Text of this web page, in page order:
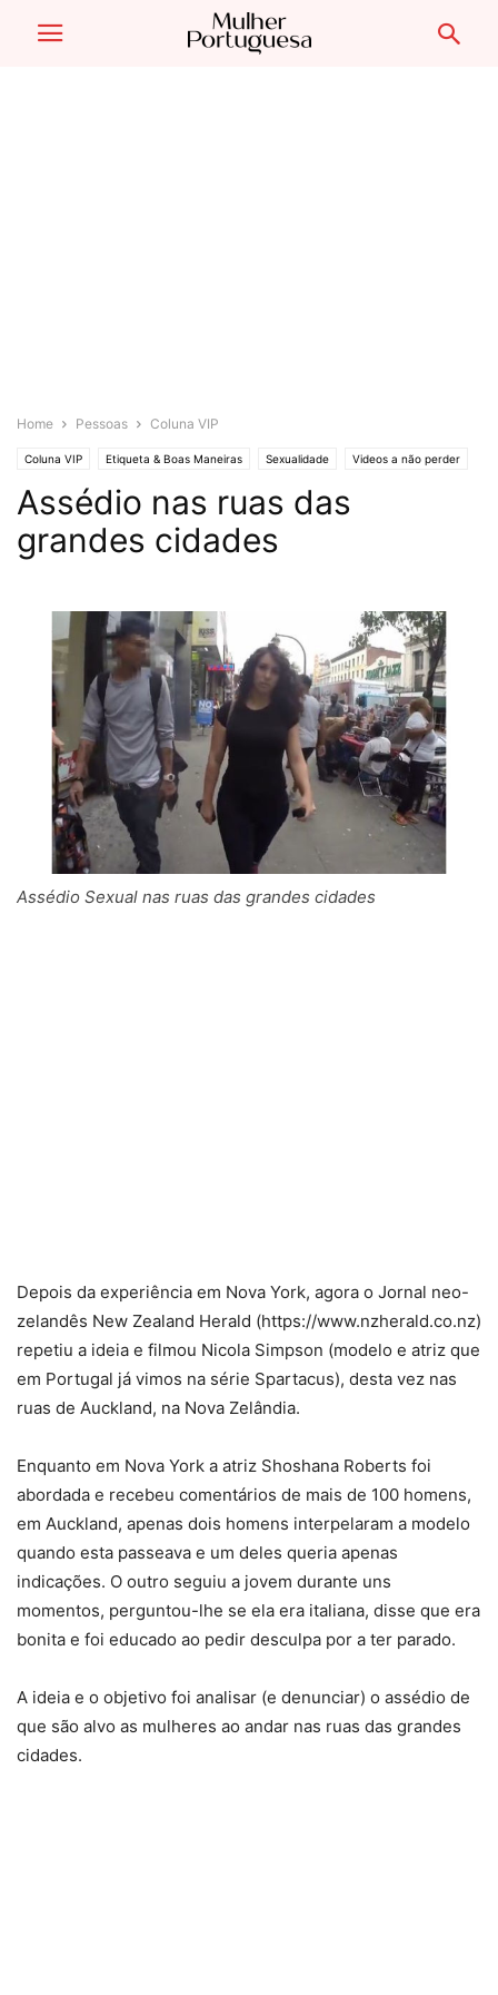
Home Pessoas Coluna VIP
Coluna VIP Etiqueta & Boas Maneiras Sexualidade Videos a não perder
Assédio nas ruas das
grandes cidades
Assédio Sexual nas ruas das grandes cidades
Depois da experiência em Nova York, agora o Jornal neo-
zelandês New Zealand Herald (https://www.nzherald.co.nz)
repetiu a ideia e filmou Nicola Simpson (modelo e atriz que
em Portugal já vimos na série Spartacus), desta vez nas
ruas de Auckland, na Nova Zelândia.
Enquanto em Nova York a atriz Shoshana Roberts foi
abordada e recebeu comentários de mais de 100 homens,
em Auckland, apenas dois homens interpelaram a modelo
quando esta passeava e um deles queria apenas
indicações. O outro seguiu a jovem durante uns
momentos, perguntou-lhe se ela era italiana, disse que era
bonita e foi educado ao pedir desculpa por a ter parado.
A ideia e o objetivo foi analisar (e denunciar) o assédio de
que são alvo as mulheres ao andar nas ruas das grandes
cidades.